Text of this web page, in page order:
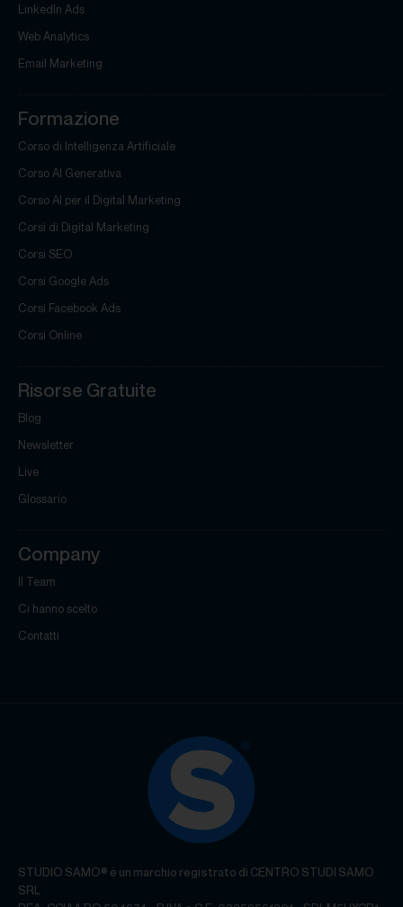
LinkedIn Ads
Web Analytics
Email Marketing
Formazione
Corso di Intelligenza Artificiale
Corso AI Generativa
Corso AI per il Digital Marketing
Corsi di Digital Marketing
Corsi SEO
Corsi Google Ads
Corsi Facebook Ads
Corsi Online
Risorse Gratuite
Blog
Newsletter
Live
Glossario
Company
Il Team
Ci hanno scelto
Contatti
STUDIO SAMO® è un marchio registrato di CENTRO STUDI SAMO
SRL